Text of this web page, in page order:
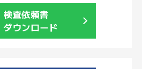
検査依頼書
ダウンロード